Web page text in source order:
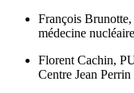
François Brunotte,
médecine
Florent Cachin,
Centre Jean